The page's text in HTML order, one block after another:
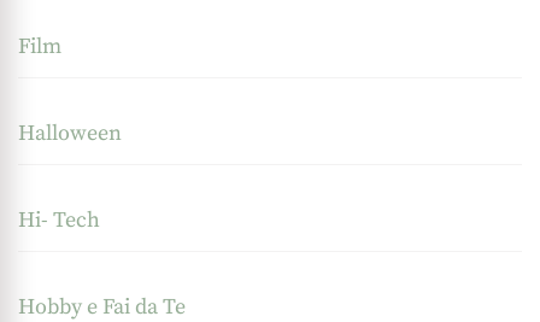
Film
Halloween
Hi- Tech
Hobby e Fai da Te